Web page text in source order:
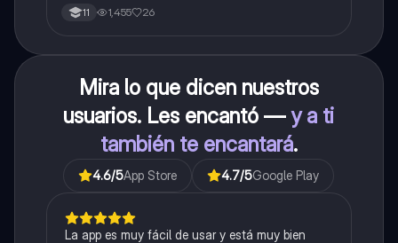
11 1,455 26
Mira lo que dicen nuestros
usuarios. Les encantó —y a ti
también te encantará.
4.6/5App Store 4.7/5Google Play
La app es muy fácil de usar y está muy bien